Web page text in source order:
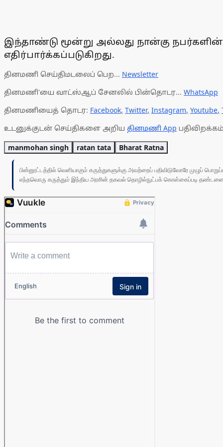
இந்தாண்டு மூன்று அல்லது நான்கு நபர்களின்
எதிர்பார்க்கப்படுகிறது.
தினமணி செய்திமடலைப் பெற... Newsletter
தினமணி'யை வாட்ஸ்ஆப் சேனலில் பின்தொடர... WhatsApp
தினமணியைத் தொடர: Facebook, Twitter, Instagram, Youtube,
உடனுக்குடன் செய்திகளை அறிய தினமணி App
manmohan singh ratan tata Bharat Ratna
பின்னூட்டத்தில் வெளியாகும் கருத்துகளுக்கு அவற்றைப் பதிவிடுவோரே முழுப்
எந்தவொரு கருத்தும் இந்திய அரசின் தகவல் தொழில்நுட்பக் கொள்கைப்படி